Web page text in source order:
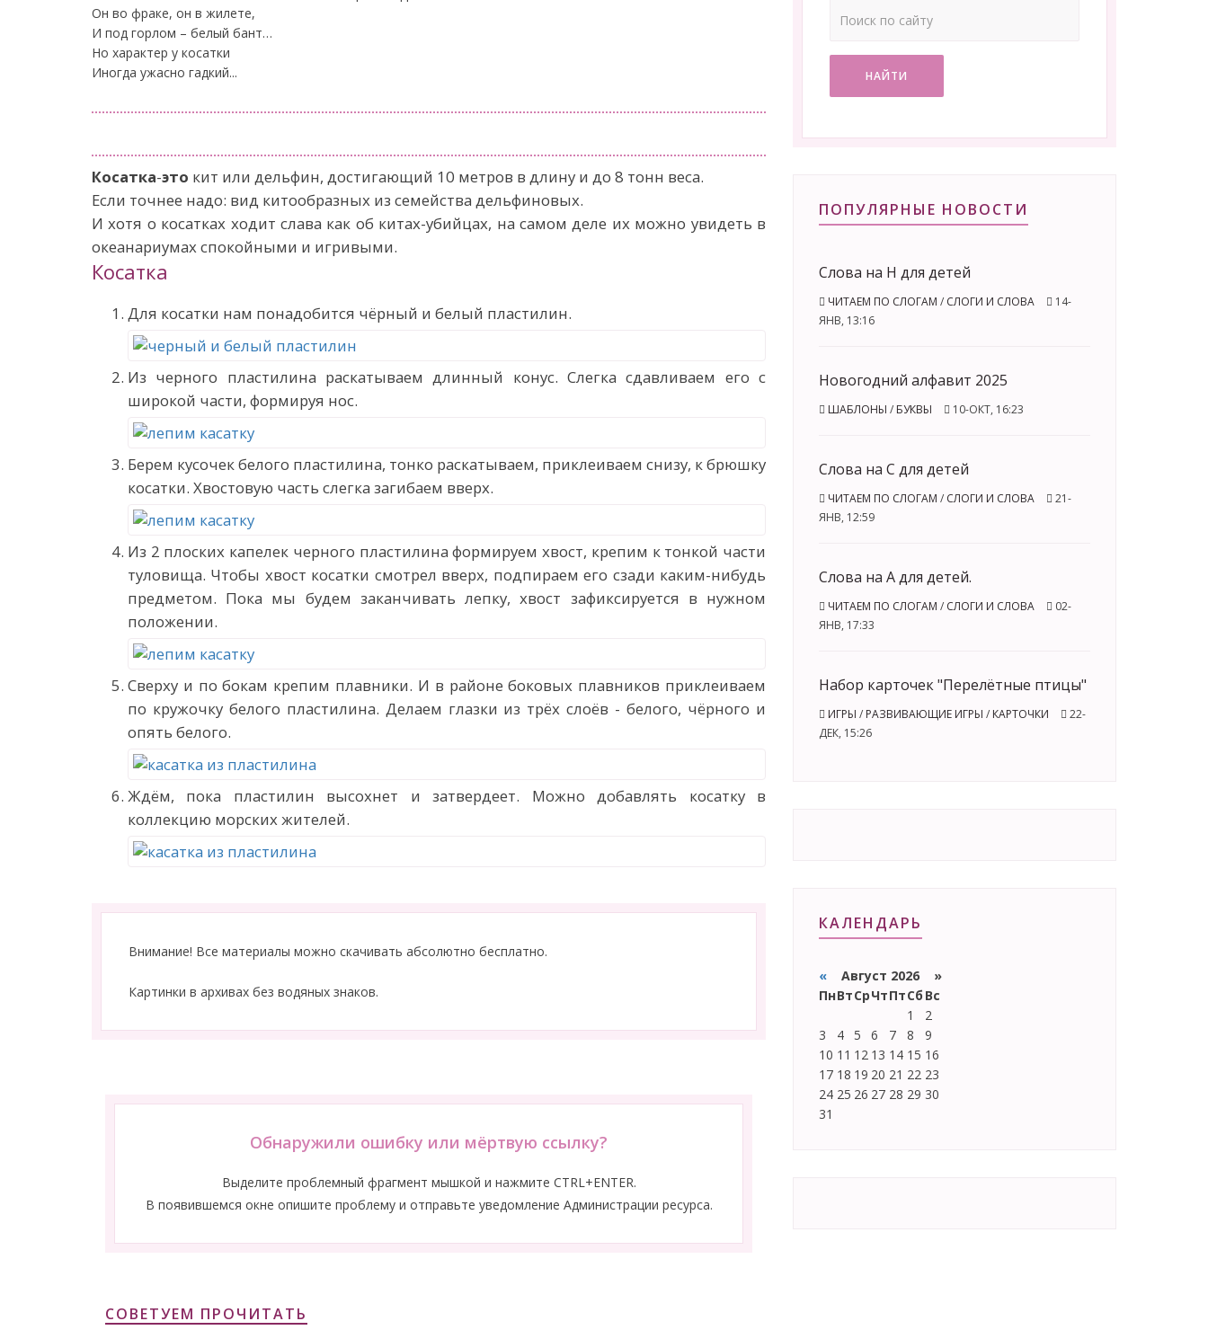
Он во фраке, он в жилете,
И под горлом – белый бант…
Но характер у косатки
Иногда ужасно гадкий...
Косатка-это кит или дельфин, достигающий 10 метров в длину и до 8 тонн веса.
Если точнее надо: вид китообразных из семейства дельфиновых.
И хотя о косатках ходит слава как об китах-убийцах, на самом деле их можно увидеть в
океанариумах спокойными и игривыми.
Косатка
Для косатки нам понадобится чёрный и белый пластилин.
Из черного пластилина раскатываем длинный конус. Слегка сдавливаем его с
широкой части, формируя нос.
Берем кусочек белого пластилина, тонко раскатываем, приклеиваем снизу, к брюшку
косатки. Хвостовую часть слегка загибаем вверх.
Из 2 плоских капелек черного пластилина формируем хвост, крепим к тонкой части
туловища. Чтобы хвост косатки смотрел вверх, подпираем его сзади каким-нибудь
предметом. Пока мы будем заканчивать лепку, хвост зафиксируется в нужном
положении.
Сверху и по бокам крепим плавники. И в районе боковых плавников приклеиваем
по кружочку белого пластилина. Делаем глазки из трёх слоёв - белого, чёрного и
опять белого.
Ждём, пока пластилин высохнет и затвердеет. Можно добавлять косатку в
коллекцию морских жителей.
Внимание! Все материалы можно скачивать абсолютно бесплатно.
Картинки в архивах без водяных знаков.
Обнаружили ошибку или мёртвую ссылку?
Выделите проблемный фрагмент мышкой и нажмите CTRL+ENTER.
В появившемся окне опишите проблему и отправьте уведомление Администрации ресурса.
СОВЕТУЕМ ПРОЧИТАТЬ
НАЙТИ
ПОПУЛЯРНЫЕ НОВОСТИ
Слова на Н для детей
ЧИТАЕМ ПО СЛОГАМ / СЛОГИ И СЛОВА
14-
ЯНВ, 13:16
Новогодний алфавит 2025
ШАБЛОНЫ / БУКВЫ 10-ОКТ, 16:23
Слова на С для детей
ЧИТАЕМ ПО СЛОГАМ / СЛОГИ И СЛОВА
21-
ЯНВ, 12:59
Слова на А для детей.
ЧИТАЕМ ПО СЛОГАМ / СЛОГИ И СЛОВА
02-
ЯНВ, 17:33
Набор карточек "Перелётные птицы"
ИГРЫ / РАЗВИВАЮЩИЕ ИГРЫ / КАРТОЧКИ
22-
ДЕК, 15:26
КАЛЕНДАРЬ
« Август 2026 »
ПнВтСрЧтПтСб Вс
1
2
3
4 5 6 7 8
9
10 11 12 13 14 15 16
17 18 19 20 21 22 23
24 25 26 27 28 29 30
31